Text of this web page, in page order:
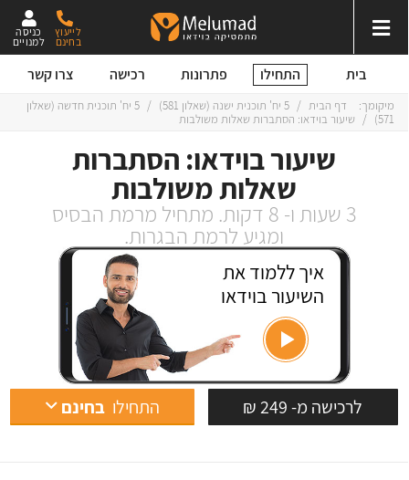
כניסה
למנויים
לייעוץ
בחינם
בית התחילו פתרונות רכישה צרו קשר
שיעור בוידאו: הסתברות
שאלות משולבות
3 שעות ו- 8 דקות. מתחיל מרמת הבסיס
ומגיע לרמת הבגרות.
לרכישה מ- 249 ₪ התחילובחינם
איך ללמוד את
השיעור בוידאו
מיקומך: דף הבית / 5 יח' תוכנית ישנה (שאלון 581 )
/ 5 יח' תוכנית חדשה (שאלון
571
)
/ שיעור בוידאו: הסתברות שאלות משולבות